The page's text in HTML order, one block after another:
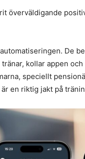
överväldigande
De
kollar appen
speciellt
en riktig jakt på